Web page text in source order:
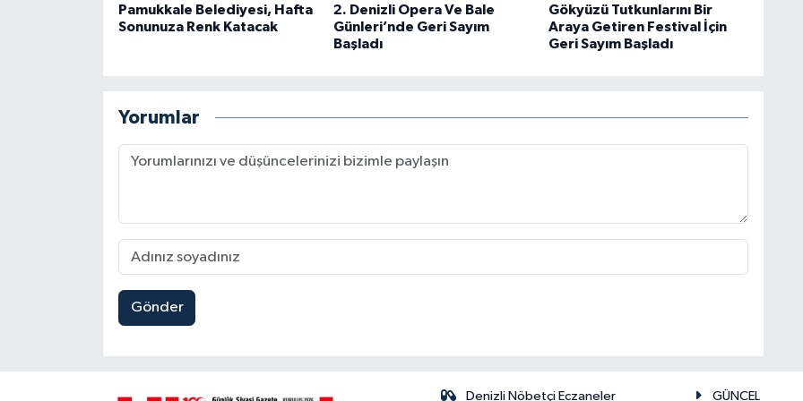
Pamukkale Belediyesi, Hafta
Sonunuza Renk Katacak
2. Denizli Opera Ve Bale
Günleri’nde Geri Sayım
Başladı
Gökyüzü Tutkunlarını Bir
Araya Getiren Festival İçin
Geri Sayım Başladı
Yorumlar
Gönder
Denizli Nöbetçi Eczaneler GÜNCEL